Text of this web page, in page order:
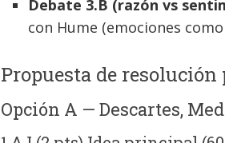
Debate 3.B (razón vs
con Hume (emociones
Propuesta de resolución
Opción A — Descartes,